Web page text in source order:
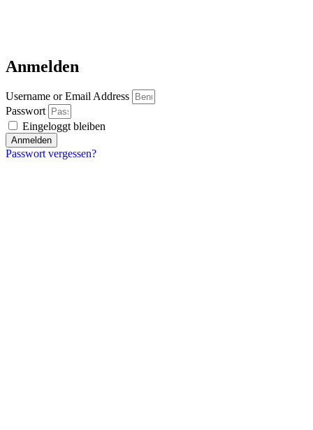
Anmelden
Username or Email Address
Passwort
Eingeloggt bleiben
Anmelden
Passwort vergessen?